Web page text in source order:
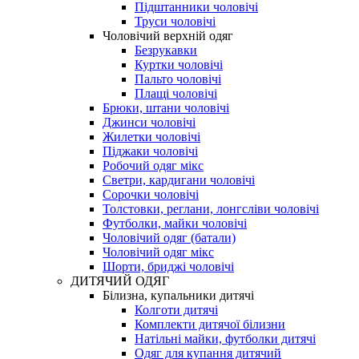
Підштанники чоловічі
Труси чоловічі
Чоловічий верхній одяг
Безрукавки
Куртки чоловічі
Пальто чоловічі
Плащі чоловічі
Брюки, штани чоловічі
Джинси чоловічі
Жилетки чоловічі
Піджаки чоловічі
Робочий одяг мікс
Светри, кардигани чоловічі
Сорочки чоловічі
Толстовки, реглани, лонгсліви чоловічі
Футболки, майки чоловічі
Чоловічий одяг (батали)
Чоловічий одяг мікс
Шорти, бриджі чоловічі
ДИТЯЧИЙ ОДЯГ
Білизна, купальники дитячі
Колготи дитячі
Комплекти дитячої білизни
Натільні майки, футболки дитячі
Одяг для купання дитячий